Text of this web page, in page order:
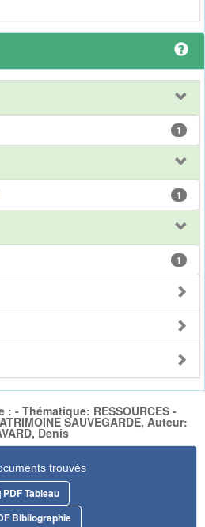
1
1
1
- Thématique: RESSOURCES -
SAUVEGARDE, Auteur:
Denis
trouvés
PDF Tableau
Bibliographie